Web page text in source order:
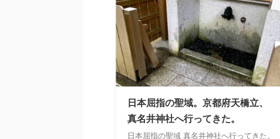
日本屈指の聖域。京都府天橋立、
真名井神社へ行ってきた。
日本屈指の聖域 真名井神社へ行ってきた。